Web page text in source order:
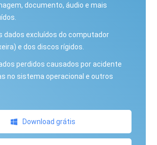
documento, áudio e mais
dados excluídos do computador
e dos discos rígidos.
perdidos causados ​​por acidente
no sistema operacional e outros
Download grátis